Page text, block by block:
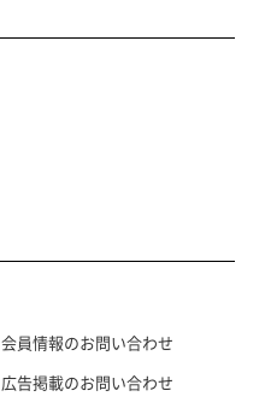
会員情報のお問い合わせ
広告掲載のお問い合わせ